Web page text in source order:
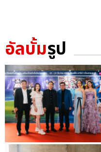
อัลบั้มรูป